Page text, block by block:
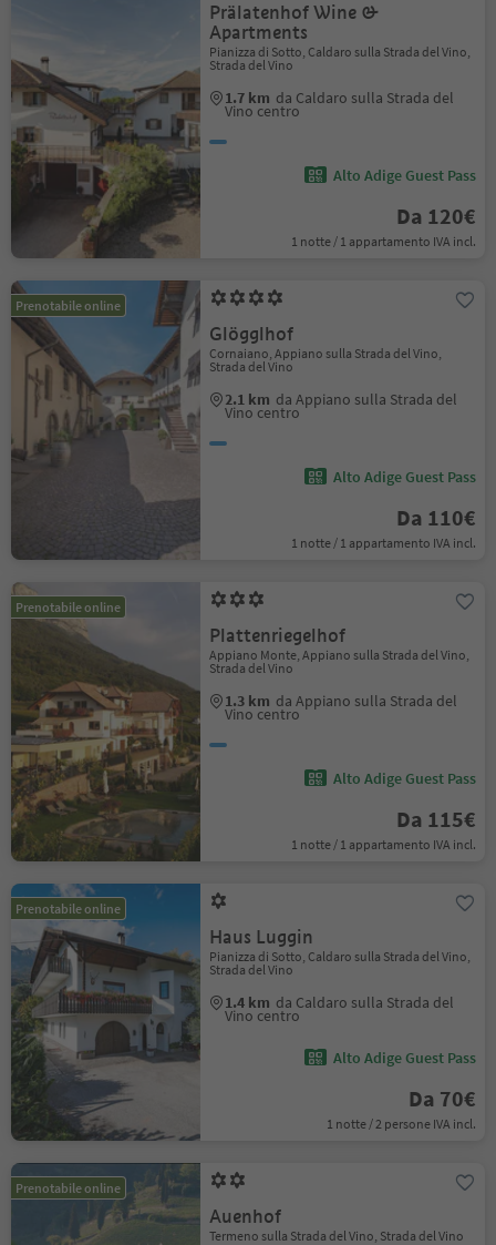
Prälatenhof Wine &
Apartments
Pianizza di Sotto, Caldaro sulla Strada del Vino,
Strada del Vino
1.7 km da Caldaro sulla Strada del
Vino centro
Alto Adige Guest Pass
Da 120€
1 notte / 1 appartamento IVA incl.
Prenotabile online
Glögglhof
Cornaiano, Appiano sulla Strada del Vino,
Strada del Vino
2.1 km da Appiano sulla Strada del
Vino centro
Alto Adige Guest Pass
Da 110€
1 notte / 1 appartamento IVA incl.
Prenotabile online
Plattenriegelhof
Appiano Monte, Appiano sulla Strada del Vino,
Strada del Vino
1.3 km da Appiano sulla Strada del
Vino centro
Alto Adige Guest Pass
Da 115€
1 notte / 1 appartamento IVA incl.
Prenotabile online
Haus Luggin
Pianizza di Sotto, Caldaro sulla Strada del Vino,
Strada del Vino
1.4 km da Caldaro sulla Strada del
Vino centro
Alto Adige Guest Pass
Da 70€
1 notte / 2 persone IVA incl.
Prenotabile online
Auenhof
Termeno sulla Strada del Vino, Strada del Vino